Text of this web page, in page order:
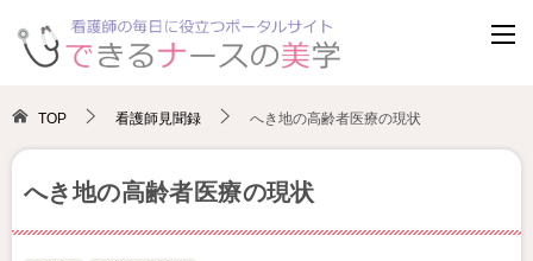
TOP 看護師見聞録 へき地の高齢者医療の現状
へき地の高齢者医療の現状